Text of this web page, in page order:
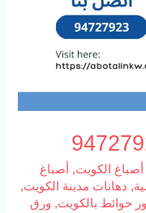
أصباغ الكويت,
أصباغ
, دهانات مدينة الكويت,
حوائط بالكويت, ورق